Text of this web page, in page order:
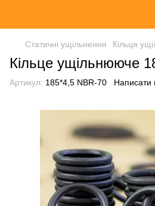
Статичні ущільнення Кільця
Кільце ущільнююче
Артикул: 185*4,5 NBR-70 Написати